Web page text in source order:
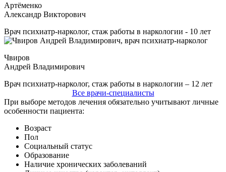
Артёменко
Александр Викторович
Врач психиатр-нарколог, стаж работы в наркологии - 10 лет
Чвиров
Андрей Владимирович
Врач психиатр-нарколог, стаж работы в наркологии – 12 лет
Все врачи-специалисты
При выборе методов лечения обязательно учитывают личные
особенности пациента:
Возраст
Пол
Социальный статус
Образование
Наличие хронических заболеваний